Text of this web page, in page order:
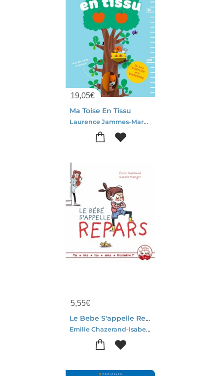
19,05€
Ma Toise En Tissu
Laurence Jammes-Marc Clamens
5,55€
Le Bebe S'appelle Repars
Emilie Chazerand-Isabelle Maroger